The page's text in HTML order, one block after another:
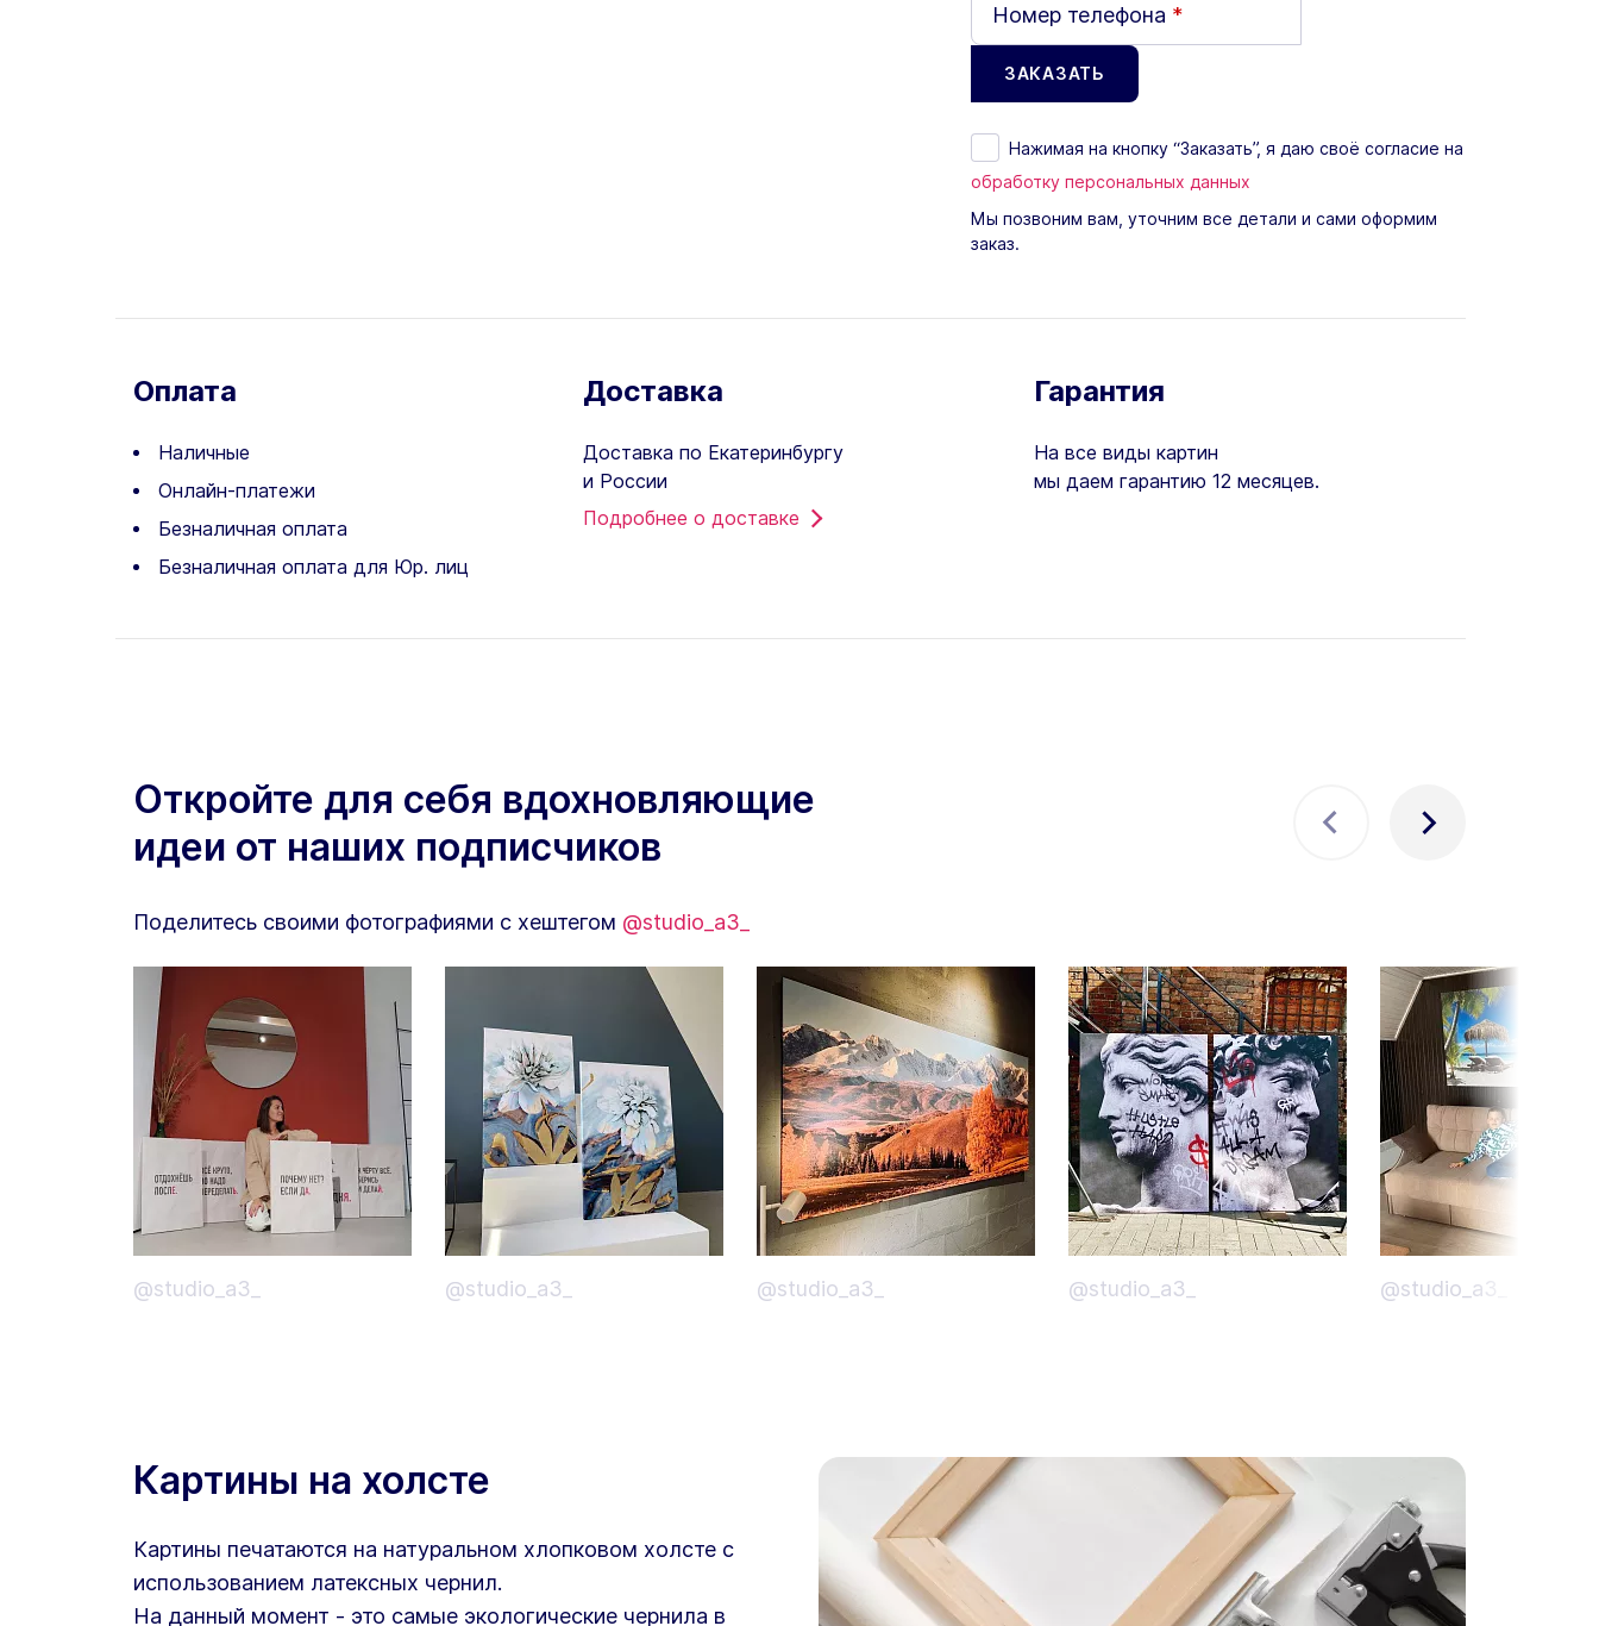
Номер телефона *
Нажимая на кнопку “Заказать”, я даю своё согласие на
обработку персональных данных
Мы позвоним вам, уточним все детали и сами оформим
заказ.
Оплата
Наличные
Онлайн-платежи
Безналичная оплата
Безналичная оплата для Юр. лиц
Доставка
Доставка по Екатеринбургу
и России
Подробнее о доставке
Гарантия
На все виды картин
мы даем гарантию 12 месяцев.
Откройте для себя вдохновляющие
идеи от наших подписчиков
Поделитесь своими фотографиями с хештегом @studio_a3_
@studio_a3_ @studio_a3_ @studio_a3_ @studio_a3_ @studio_a3_
Картины на холсте
Картины печатаются на натуральном хлопковом холсте с
использованием латексных чернил.
На данный момент - это самые экологические чернила в